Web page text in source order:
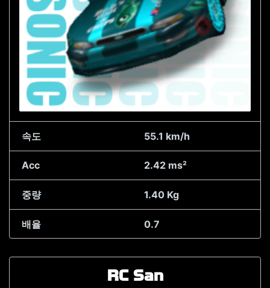
속도 55.1 km/h
Acc 2.42 ms²
중량 1.40 Kg
배율 0.7
RC San